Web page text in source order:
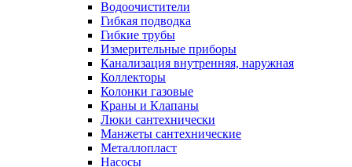
Водоочистители
Гибкая подводка
Гибкие трубы
Измерительные приборы
Канализация внутренняя, наружная
Коллекторы
Колонки газовые
Краны и Клапаны
Люки сантехнически
Манжеты сантехнические
Металлопласт
Насосы